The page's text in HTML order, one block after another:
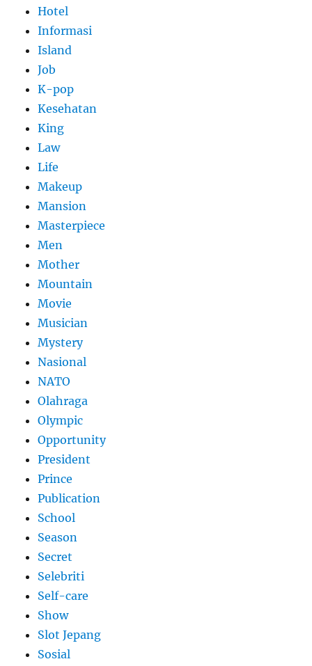
Hotel
Informasi
Island
Job
K-pop
Kesehatan
King
Law
Life
Makeup
Mansion
Masterpiece
Men
Mother
Mountain
Movie
Musician
Mystery
Nasional
NATO
Olahraga
Olympic
Opportunity
President
Prince
Publication
School
Season
Secret
Selebriti
Self-care
Show
Slot Jepang
Sosial